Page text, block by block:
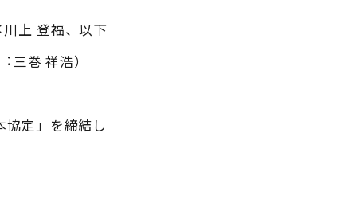
上 登福、以下
三巻 祥浩）
定」を締結し